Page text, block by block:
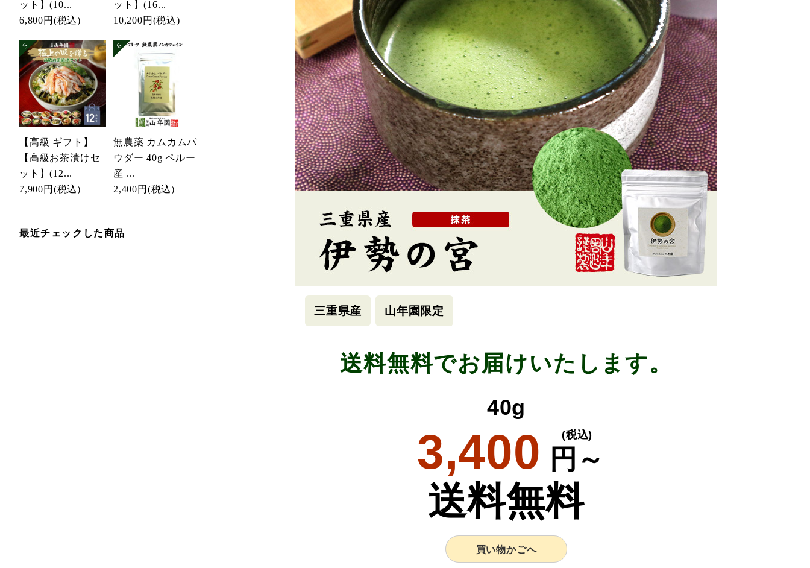
ット】(10...
6,800円 (税込)
ット】(16...
10,200円 (税込)
【高級 ギフト】
【高級お茶漬けセ
ット】(12...
7,900円 (税込)
無農薬 カムカムパ
ウダー 40g ペルー
産 ...
2,400円 (税込)
最近チェックした商品
三重県産 山年園限定
送料無料でお届けいたします。
40g
3,400 円～
(税込)
送料無料
買い物かごへ